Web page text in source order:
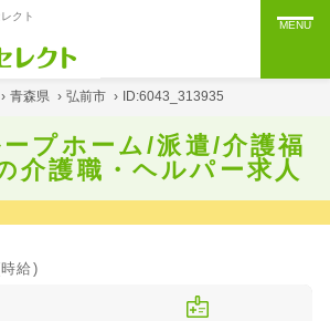
クト
MENU
› 青森県 › 弘前市 › ID:6043_313935
プホーム/派遣/介護福
介護職・ヘルパー求人
給)